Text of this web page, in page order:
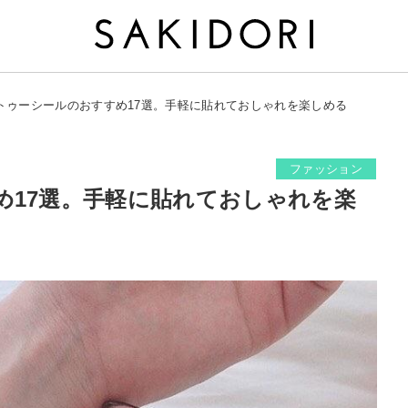
ゥーシールのおすすめ17選。手軽に貼れておしゃれを楽しめる
ファッション
17選。手軽に貼れておしゃれを楽